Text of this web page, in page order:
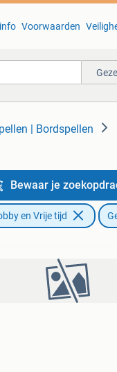
Voorwaarden
| Bordspellen
Bewaar je
en Vrije tijd